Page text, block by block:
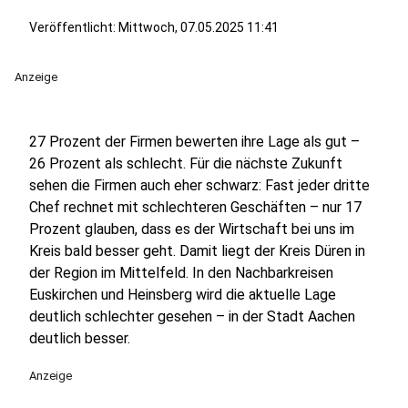
Veröffentlicht: Mittwoch, 07.05.2025 11:41
Anzeige
27 Prozent der Firmen bewerten ihre Lage als gut –
26 Prozent als schlecht. Für die nächste Zukunft
sehen die Firmen auch eher schwarz: Fast jeder dritte
Chef rechnet mit schlechteren Geschäften – nur 17
Prozent glauben, dass es der Wirtschaft bei uns im
Kreis bald besser geht. Damit liegt der Kreis Düren in
der Region im Mittelfeld. In den Nachbarkreisen
Euskirchen und Heinsberg wird die aktuelle Lage
deutlich schlechter gesehen – in der Stadt Aachen
deutlich besser.
Anzeige